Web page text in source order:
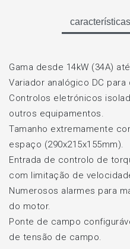
características
Gama desde 14kW (34A)
Variador analógico DC
Controlos eletrónicos
outros equipamentos.
Tamanho extremamente
espaço (290x215x155mm).
Entrada de controlo de
com limitação de
Numerosos alarmes para
do motor.
Ponte de campo
de tensão de campo.